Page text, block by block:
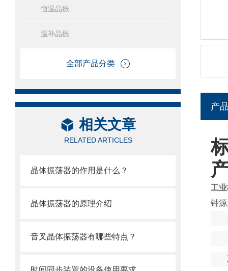
恒温晶振
温补晶振
全部产品分类
相关文章
RELATED ARTICLES
晶体振荡器的作用是什么？
晶体振荡器的原理介绍
音叉晶体振荡器有哪些特点？
产
工
钟